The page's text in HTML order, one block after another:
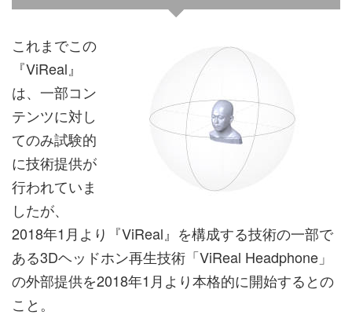
これまでこの
『ViReal』
は、一部コン
テンツに対し
てのみ試験的
に技術提供が
行われていま
したが、
2018年1月より『ViReal』を構成する技術の一部で
ある3Dヘッドホン再生技術「ViReal Headphone」
の外部提供を2018年1月より本格的に開始するとの
こと。